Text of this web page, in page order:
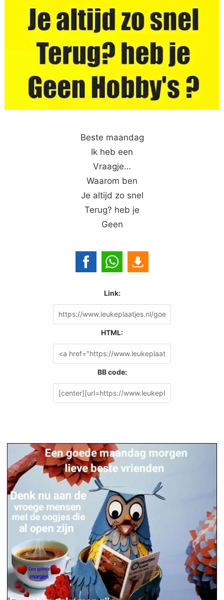
Beste maandag
Ik heb een
Vraagje…
Waarom ben
Je altijd zo snel
Terug? heb je
Geen
Link:
HTML:
BB code: